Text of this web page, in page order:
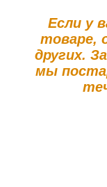
Если у
товаре,
других.
мы